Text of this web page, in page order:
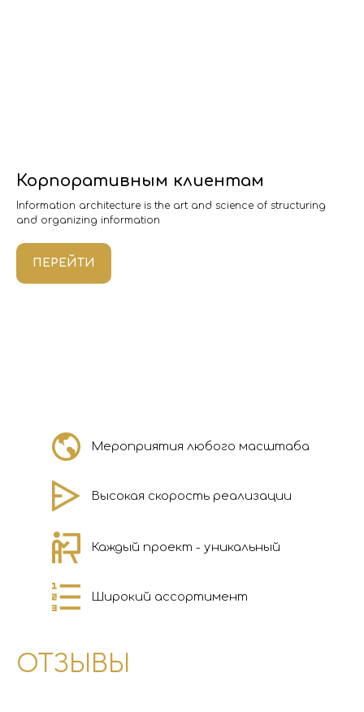
Корпоративным клиентам
Information architecture is the art and science of structuring
and organizing information
ПЕРЕЙТИ
Мероприятия любого масштаба
Каждый проект - уникальный
Высокая скорость реализации
Широкий ассортимент
ОТЗЫВЫ